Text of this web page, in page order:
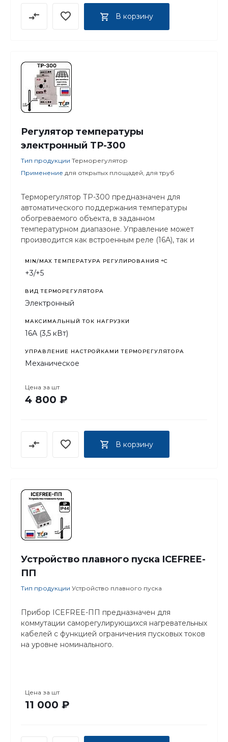
В корзину
Регулятор температуры
электронный ТР-300
Тип продукции Терморегулятор
Применение для открытых площадей, для труб
Терморегулятор ТР-300 предназначен для
автоматического поддержания температуры
обогреваемого объекта, в заданном
температурном диапазоне. Управление может
производится как встроенным реле (16А), так и
MIN/MAX ТЕМПЕРАТУРА РЕГУЛИРОВАНИЯ °С
+3/+5
ВИД ТЕРМОРЕГУЛЯТОРА
Электронный
МАКСИМАЛЬНЫЙ ТОК НАГРУЗКИ
16А (3,5 кВт)
УПРАВЛЕНИЕ НАСТРОЙКАМИ ТЕРМОРЕГУЛЯТОРА
Механическое
Цена за шт
4 800 ₽
В корзину
Устройство плавного пуска ICEFREE-
ПП
Тип продукции Устройство плавного пуска
Прибор ICEFREE-ПП предназначен для
коммутации саморегулирующихся нагревательных
кабелей с функцией ограничения пусковых токов
на уровне номинального.
Цена за шт
11 000 ₽